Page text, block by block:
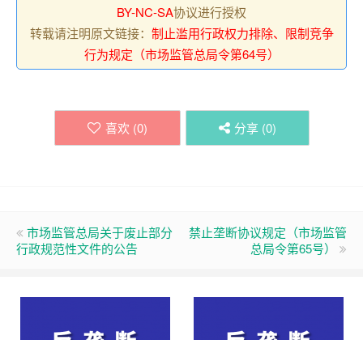
BY-NC-SA协议进行授权
转载请注明原文链接： 制止滥用行政权力排除、限制竞争
行为规定（市场监管总局令第64号）
喜欢 (0) 分享 (0)
市场监管总局关于废止部分
行政规范性文件的公告
禁止垄断协议规定（市场监管
总局令第65号）